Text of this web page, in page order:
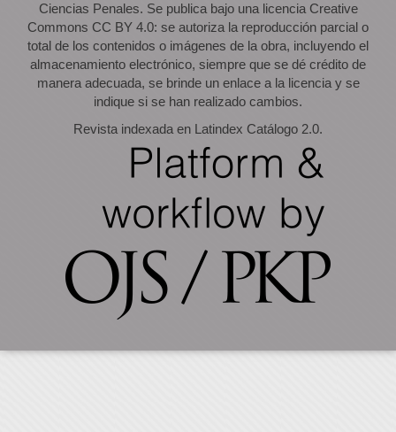
Ciencias Penales. Se publica bajo una licencia Creative
Commons CC BY 4.0: se autoriza la reproducción parcial o
total de los contenidos o imágenes de la obra, incluyendo el
almacenamiento electrónico, siempre que se dé crédito de
manera adecuada, se brinde un enlace a la licencia y se
indique si se han realizado cambios.
Revista indexada en Latindex Catálogo 2.0.